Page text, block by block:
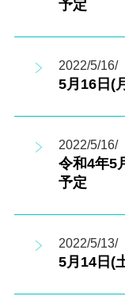
予定
2022/5/16/
5月16日(
2022/5/16/
令和4年5
予定
2022/5/13/
5月14日(